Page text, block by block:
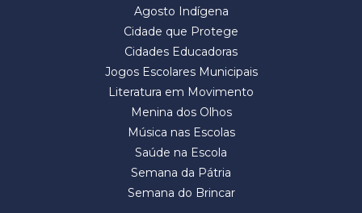
Agosto Indígena
Cidade que Protege
Cidades Educadoras
Jogos Escolares Municipais
Literatura em Movimento
Menina dos Olhos
Música nas Escolas
Saúde na Escola
Semana da Pátria
Semana do Brincar